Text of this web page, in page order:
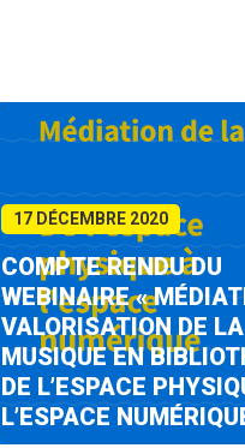
17 DÉCEMBRE 2020
COMPTE RENDU DU
WEBINAIRE «
VALORISATION DE LA
MUSIQUE EN
DE L’ESPACE
L’ESPACE